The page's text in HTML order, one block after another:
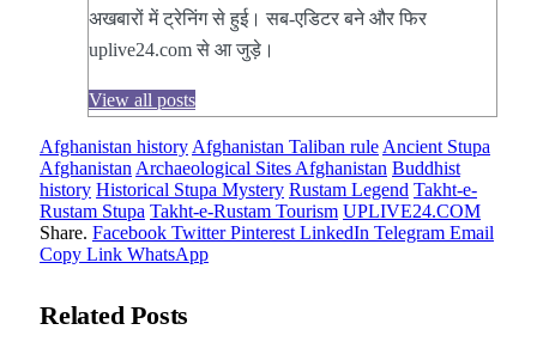
अखबारों में ट्रेनिंग से हुई। सब-एडिटर बने और फिर
uplive24.com से आ जुड़े।
View all posts
Afghanistan history Afghanistan Taliban rule Ancient Stupa
Afghanistan Archaeological Sites Afghanistan Buddhist
history Historical Stupa Mystery Rustam Legend Takht-e-
Rustam Stupa Takht-e-Rustam Tourism UPLIVE24.COM
Share. Facebook Twitter Pinterest LinkedIn Telegram Email
Copy Link WhatsApp
RelatedPosts